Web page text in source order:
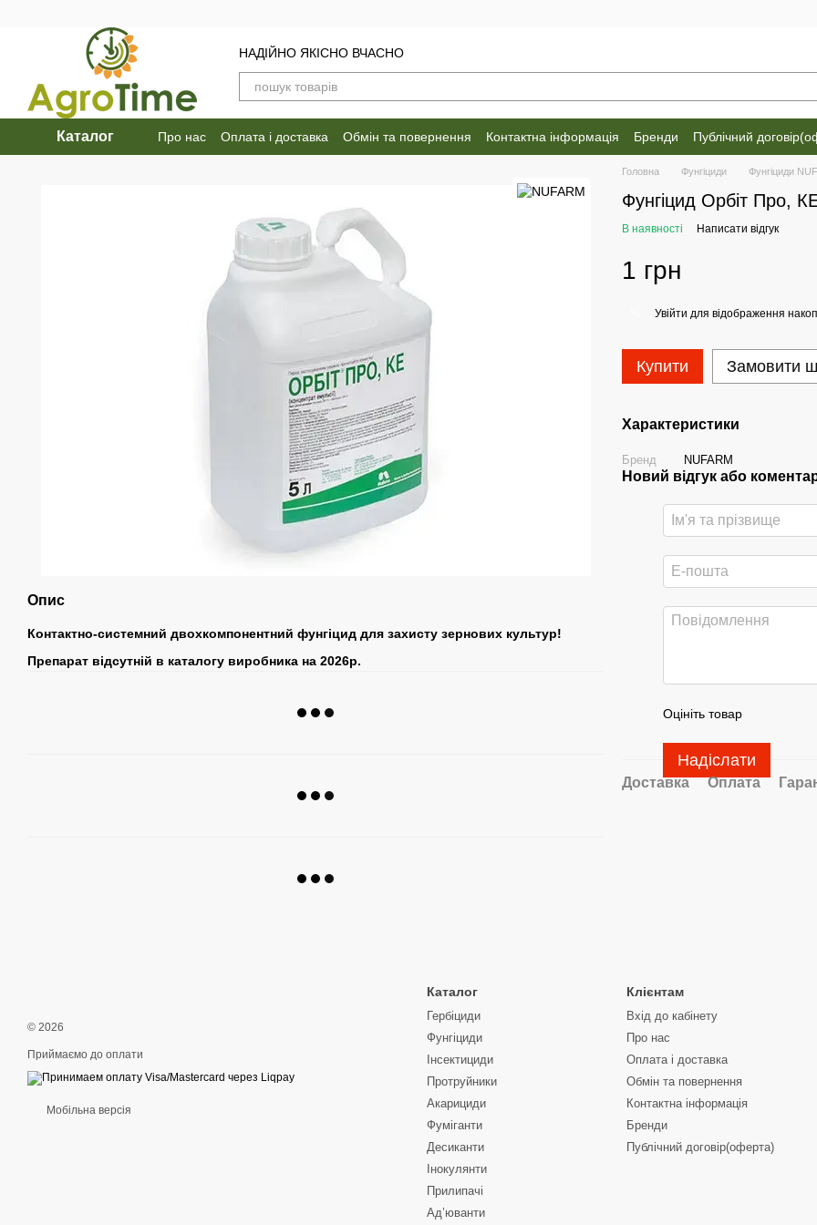
НАДІЙНО ЯКІСНО ВЧАСНО
Каталог Про нас Оплата і доставка Обмін та повернення Контактна інформація Бренди Публічний
Опис
Контактно-системний двохкомпонентний фунгіцид для захисту зернових культур!
Препарат відсутній в каталогу виробника на 2026р.
Головна Фунгіциди Фунгіциди
Фунгіцид Орбіт Про,
В наявності Написати відгук
1 грн
Увійти для відображення
Купити Замовити
Характеристики
Бренд NUFARM
Новий відгук або
Оцініть товар
Надіслати
Доставка Оплата
© 2026
Приймаємо до оплати
Мобільна версія
Каталог
Гербіциди
Фунгіциди
Інсектициди
Протруйники
Акарициди
Фуміганти
Десиканти
Інокулянти
Прилипачі
Ад’юванти
Клієнтам
Вхід до кабінету
Про нас
Оплата і доставка
Обмін та повернення
Контактна інформація
Бренди
Публічний договір(оферта)